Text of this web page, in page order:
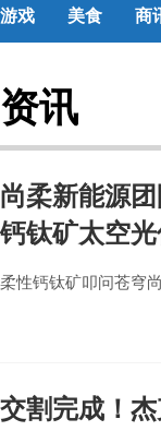
游戏 美食 商
资讯
尚柔新能源
钙钛矿太空
柔性钙钛矿叩问苍穹
交割完成！